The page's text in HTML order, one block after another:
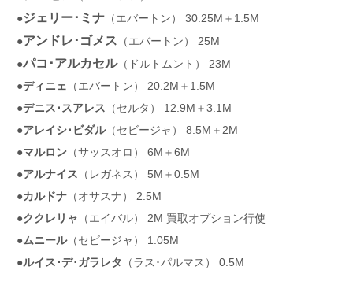
●ジェリー･ミナ （エバートン） 30.25M＋1.5M
●アンドレ･ゴメス （エバートン） 25M
●パコ･アルカセル（ドルトムント） 23M
●ディニェ （エバートン） 20.2M＋1.5M
●デニス･スアレス （セルタ） 12.9M＋3.1M
●アレイシ･ビダル（セビージャ） 8.5M＋2M
●マルロン （サッスオロ） 6M＋6M
●アルナイス （レガネス） 5M＋0.5M
●カルドナ （オサスナ） 2.5M
●ククレリャ （エイバル） 2M 買取オプション行使
●ムニール（セビージャ） 1.05M
●ルイス･デ･ガラレタ （ラス･パルマス） 0.5M